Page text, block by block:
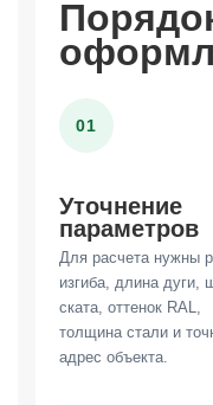
01
Уточнение
параметров
Для расчета нужны
изгиба, длина дуги,
ската, оттенок RAL,
толщина стали и
адрес объекта.